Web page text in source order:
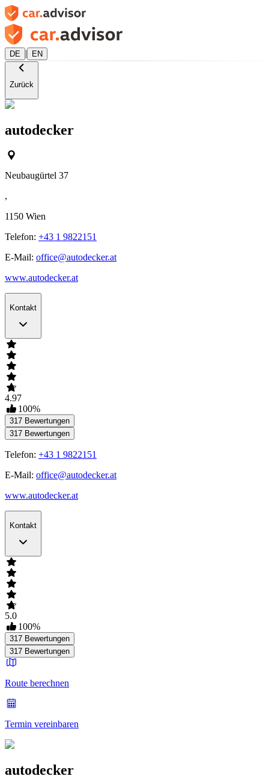
DE | EN
Zurück
autodecker
Neubaugürtel 37
,
1150 Wien
Telefon: +43 1 9822151
E-Mail: office@autodecker.at
www.autodecker.at
Kontakt
4.97
100%
317 Bewertungen
317 Bewertungen
Telefon: +43 1 9822151
E-Mail: office@autodecker.at
www.autodecker.at
Kontakt
5.0
100%
317 Bewertungen
317 Bewertungen
Route berechnen
Termin vereinbaren
autodecker